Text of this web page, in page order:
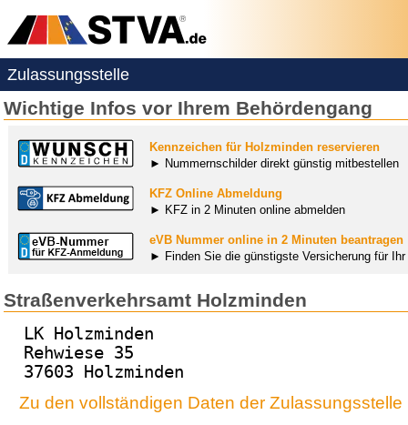
Zulassungsstelle
Wichtige Infos vor Ihrem Behördengang
Kennzeichen für Holzminden reservieren
► Nummernschilder direkt günstig mitbestellen
KFZ Online Abmeldung
► KFZ in 2 Minuten online abmelden
eVB Nummer online in 2 Minuten beantragen
► Finden Sie die günstigste Versicherung für
Straßenverkehrsamt Holzminden
LK Holzminden
Rehwiese 35
37603 Holzminden
Zu den vollständigen Daten der Zulassungsstelle